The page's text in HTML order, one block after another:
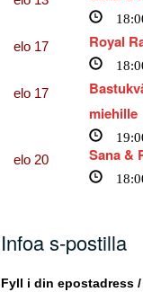
elo 17 Royal
elo 17
miehille
elo20 Sana &
Infoa s-postilla
Fyll i din epostadress